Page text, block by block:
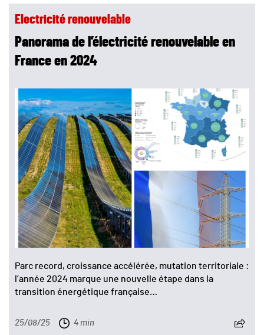
Electricité renouvelable
Panorama de l’électricité renouvelable en
France en 2024
Parc record, croissance accélérée, mutation territoriale :
l’année 2024 marque une nouvelle étape dans la
transition énergétique française…
25/08/25 4 min